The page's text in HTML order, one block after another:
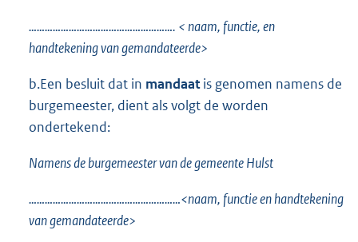
………………………………………………. < naam, functie, en
handtekening van gemandateerde>
b.Een besluit dat in mandaatis genomen namens de
burgemeester, dient als volgt de worden
ondertekend:
Namens de burgemeester van de gemeente Hulst
…………………………………………………<naam, functie en handtekening
van gemandateerde>